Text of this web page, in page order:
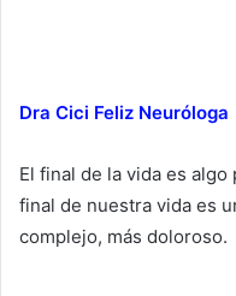
Dra Cici Feliz Neuróloga
El final de la vida es
final de nuestra vida es
complejo, más doloroso.